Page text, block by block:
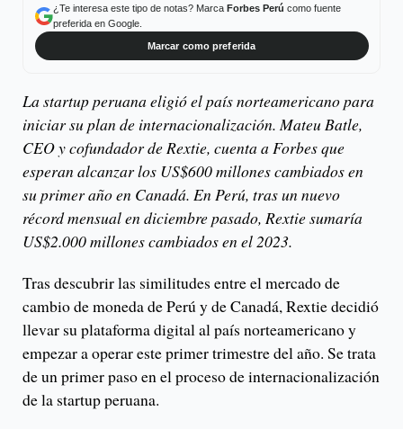
¿Te interesa este tipo de notas? Marca Forbes Perú como fuente
preferida en Google.
Marcar como preferida
La startup peruana eligió el país norteamericano para
iniciar su plan de internacionalización. Mateu Batle,
CEO y cofundador de Rextie, cuenta a Forbes que
esperan alcanzar los US$600 millones cambiados en
su primer año en Canadá. En Perú, tras un nuevo
récord mensual en diciembre pasado, Rextie sumaría
US$2.000 millones cambiados en el 2023.
Tras descubrir las similitudes entre el mercado de
cambio de moneda de Perú y de Canadá, Rextie decidió
llevar su plataforma digital al país norteamericano y
empezar a operar este primer trimestre del año. Se trata
de un primer paso en el proceso de internacionalización
de la startup peruana.